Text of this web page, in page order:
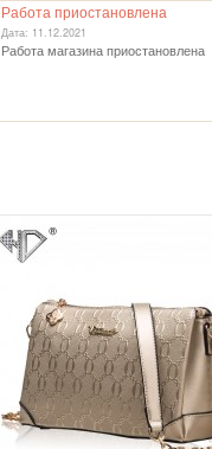
Работа приостановлена
Дата: 11.12.2021
Работа магазина приостановлена